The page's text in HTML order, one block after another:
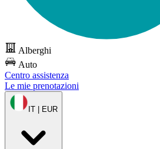
Alberghi
Auto
Centro assistenza
Le mie prenotazioni
IT | EUR